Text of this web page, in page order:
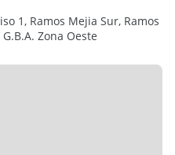
1, Ramos Mejia Sur, Ramos
Zona Oeste